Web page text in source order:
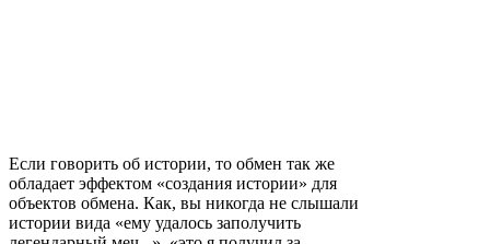
Если говорить об истории, то обмен так же
обладает эффектом «создания истории» для
объектов обмена. Как, вы никогда не слышали
истории вида «ему удалось заполучить